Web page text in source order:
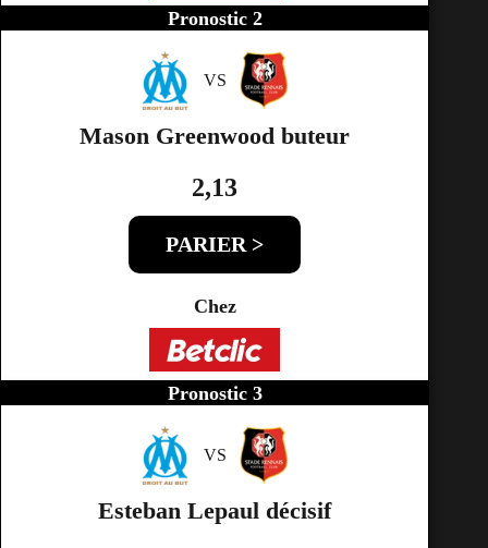
Pronostic 2
VS
Mason Greenwood buteur
2,13
PARIER >
Chez
Pronostic 3
VS
Esteban Lepaul décisif